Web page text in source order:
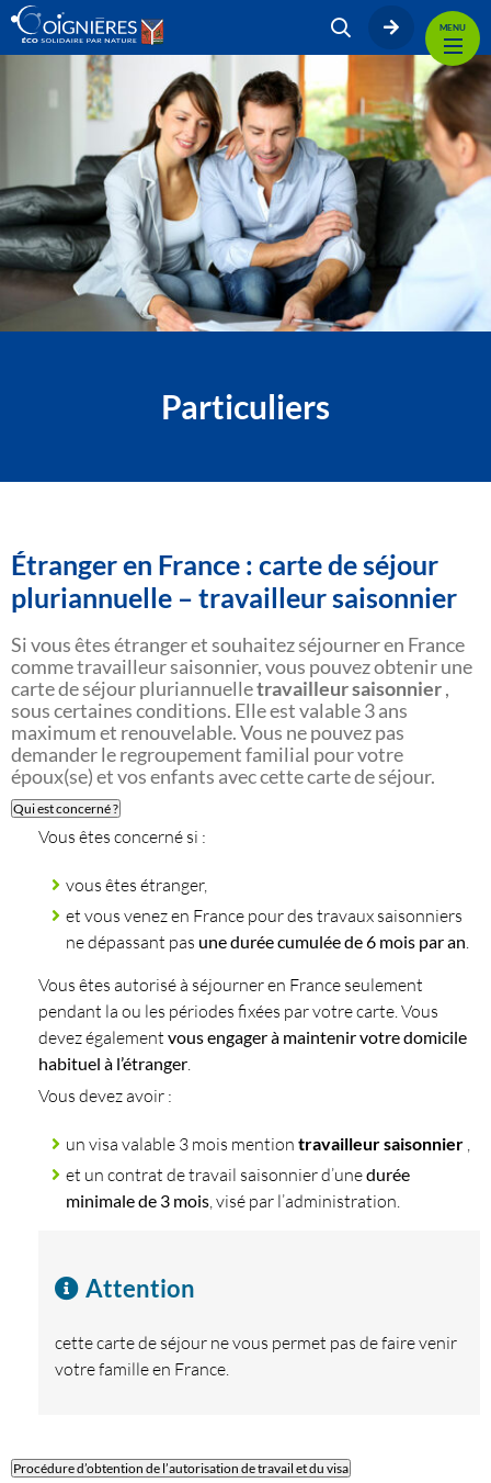
MENU
Particuliers
Étranger en France : carte de séjour
pluriannuelle – travailleur saisonnier
Si vous êtes étranger et souhaitez séjourner en France
comme travailleur saisonnier, vous pouvez obtenir une
carte de séjour pluriannuelletravailleur saisonnier,
sous certaines conditions. Elle est valable 3 ans
maximum et renouvelable. Vous ne pouvez pas
demander le regroupement familial pour votre
époux(se) et vos enfants avec cette carte de séjour.
Qui est concerné ?
Vous êtes concerné si :
vous êtes étranger,
et vous venez en France pour des travaux saisonniers
ne dépassant pas une durée cumulée de 6 mois par an
Vous êtes autorisé à séjourner en France seulement
pendant la ou les périodes fixées par votre carte. Vous
devez également vous engager à maintenir votre domicile
habituel à l’étranger
Vous devez avoir :
un visa valable 3 mois mention travailleur saisonnier
et un contrat de travail saisonnier d’unedurée
minimale de 3 mois , visé par l’administration.
Attention
cette carte de séjour ne vous permet pas de faire venir
votre famille en France.
Procédure d’obtention de l’autorisation de travail et du visa